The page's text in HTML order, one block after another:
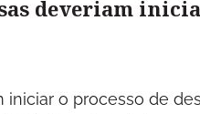
deveriam
iniciar o processo de